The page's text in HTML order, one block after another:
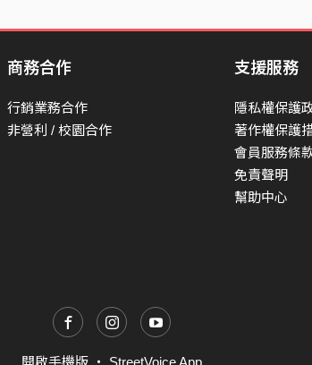
商務合作
行銷業務合作
非營利 / 校園合作
支援服務
隱私權保護
著作權保護
會員服務條
免責聲明
幫助中心
開啟手機版 ・ StreetVoice App